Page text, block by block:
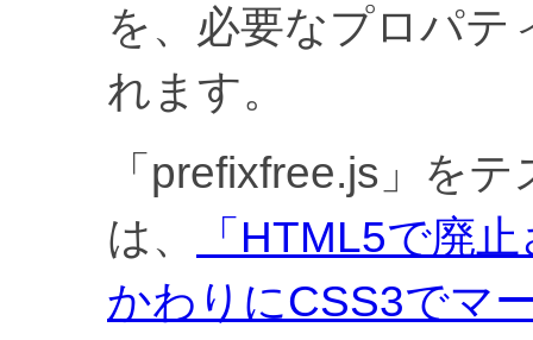
を、必要なプロパテ
れます。
「prefixfree.js」を
は、
「HTML5で廃
かわりにCSS3でマ